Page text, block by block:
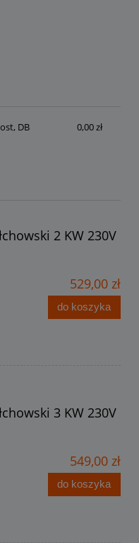
płatności
DB
0,00 zł
2 KW 230V
529,00 zł
do koszyka
3 KW 230V
549,00 zł
do koszyka